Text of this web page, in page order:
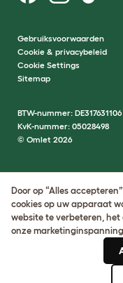
Gebruiksvoorwaarden
Cookie & privacybeleid
Cookie Settings
Sitemap
BTW-nummer: DE317631106
KvK-nummer: 05028498
© Omlet 2026
Door op “Alles
cookies op uw apparaat
website te verbeteren,
onze